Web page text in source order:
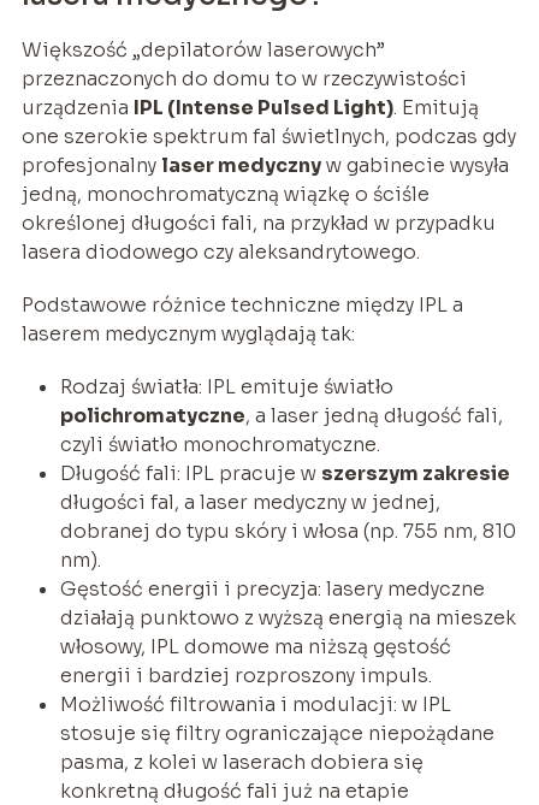
Większość „depilatorów laserowych”
przeznaczonych do domu to w rzeczywistości
urządzenia IPL (Intense Pulsed Light). Emitują
one szerokie spektrum fal świetlnych, podczas gdy
profesjonalny laser medycznyw gabinecie wysyła
jedną, monochromatyczną wiązkę o ściśle
określonej długości fali, na przykład w przypadku
lasera diodowego czy aleksandrytowego.
Podstawowe różnice techniczne między IPL a
laserem medycznym wyglądają tak:
Rodzaj światła: IPL emituje światło
polichromatyczne, a laser jedną długość fali,
czyli światło monochromatyczne.
Długość fali: IPL pracuje w szerszym zakresie
długości fal, a laser medyczny w jednej,
dobranej do typu skóry i włosa (np. 755 nm, 810
nm).
Gęstość energii i precyzja: lasery medyczne
działają punktowo z wyższą energią na mieszek
włosowy, IPL domowe ma niższą gęstość
energii i bardziej rozproszony impuls.
Możliwość filtrowania i modulacji: w IPL
stosuje się filtry ograniczające niepożądane
pasma, z kolei w laserach dobiera się
konkretną długość fali już na etapie